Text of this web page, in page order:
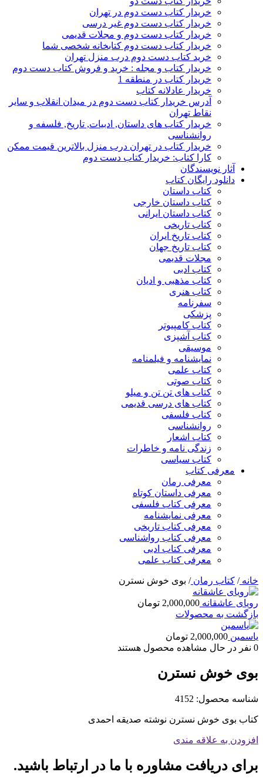
خریدار کتاب دست دوم در تهران
خریدار کتاب دست دوم غیر درسی
خریدار کتاب دست دوم و مجلات قدیمی
خریدار کتاب دست دوم کتابخانه شخصی شما
خرید کتاب دست دوم درب منزل تهران
خریدار کتاب و مجله : خرید و فروش کتاب دست دوم
خریدار کتاب در منطقه 1
خریدار عادلانه کتاب
آدرس خریدار کتاب دست دوم در میدان انقلاب و سایر
نقاط تهران
خریدار کتاب های داستان, ادبیات, تاریخ, فلسفه و
روانشناسی
خریدار کتاب در تهران درب منزل بالاترین قیمت ممکن
کارا کتاب: خریدار کتاب دست دوم
آثار نویسندگان
دانلود رایگان کتاب
کتاب داستان
کتاب داستان خارجی
کتاب داستان ایرانی
کتاب تاریخی
کتاب تاریخ ایران
کتاب تاریخ جهان
مجلات قدیمی
کتاب ادبی
کتاب مذهبی و ادیان
کتاب هنری
سفرنامه
پزشکی
کتاب کامپیوتر
کتاب آشپزی
موسیقی
نمایشنامه و فیلمنامه
کتاب علمی
کتاب صوتی
کتاب های تن تن و میلو
کتاب های درسی قدیمی
کتاب فلسفی
روانشناسی
کتاب اشعار
زندگی نامه و خاطرات
کتاب سیاسی
معرفی کتاب
معرفی رمان
معرفی داستان کوتاه
معرفی کتاب فلسفی
معرفی نمایشنامه
معرفی کتاب تاریخی
معرفی کتاب رواشناسی
معرفی کتاب ادبی
معرفی کتاب علمی
خانه/ کتاب رمان/ بوی خوش نسترن
رویای عاشقانه 2,000,000 تومان
بازگشت به محصولات
یاسمین 2,000,000 تومان
0 نفر در حال مشاهده محصول هستند
بوی خوش نسترن
شناسه محصول: 4152
کتاب بوی خوش نسترن نوشته صدیقه احمدی
افزودن به علاقه مندی
برای دریافت مشاوره با ما در ارتباط باشید.